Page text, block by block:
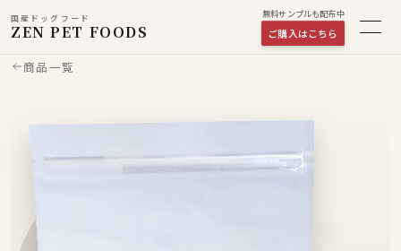
国産ドッグフード
ZEN PET FOODS
無料サンプルも配布中
ご購入はこちら
商品一覧